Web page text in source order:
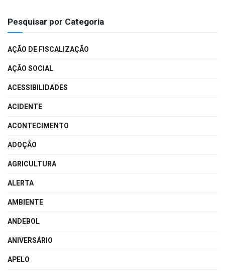
Pesquisar por Categoria
AÇÃO DE FISCALIZAÇÃO
AÇÃO SOCIAL
ACESSIBILIDADES
ACIDENTE
ACONTECIMENTO
ADOÇÃO
AGRICULTURA
ALERTA
AMBIENTE
ANDEBOL
ANIVERSÁRIO
APELO